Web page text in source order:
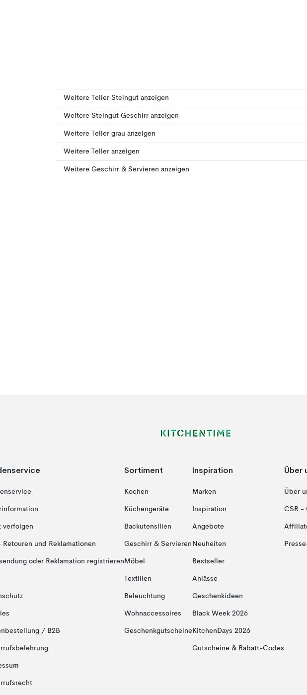
Weitere Teller Steingut anzeigen
Weitere Steingut Geschirr anzeigen
Weitere Teller grau anzeigen
Weitere Teller anzeigen
Weitere Geschirr & Servieren anzeigen
verfolgen
Retouren und Reklamationen
oder Reklamation registrieren
/ B2B
Sortiment
Kochen
Küchengeräte
Backutensilien
Geschirr & Servieren
Möbel
Textilien
Beleuchtung
Wohnaccessoires
Geschenkgutscheine
Inspiration
Marken
Inspiration
Angebote
Neuheiten
Bestseller
Anlässe
Geschenkideen
Black Week 2026
KitchenDays 2026
Gutscheine & Rabatt-Codes
Über
Über
CSR -